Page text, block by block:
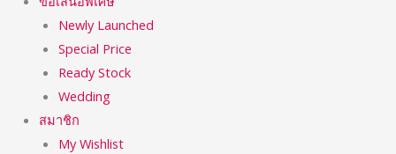
Newly Launched
Special Price
Ready Stock
Wedding
สมาชิก
My Wishlist